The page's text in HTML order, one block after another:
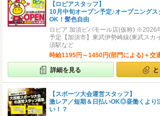
【ロピアスタッフ】
10月中旬オープン予定♪オープニング
OK！髪色自由
ロピア 加須ビバモール店(仮称) ※2026
予定【加須市】東武伊勢崎線(東武スカ
須駅など
時給1195円～1450円(部門による)＋交
詳細を見る
【スポーツ大会運営スタッフ】
激レア／短期＆日払いOK◎昼働くより
い！？